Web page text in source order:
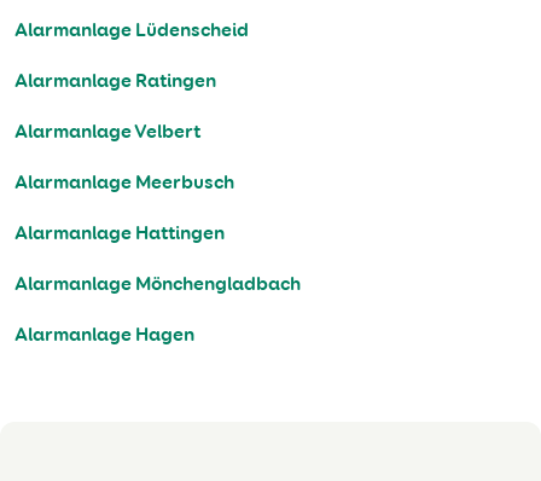
Alarmanlage Lüdenscheid
Alarmanlage Ratingen
Alarmanlage Velbert
Alarmanlage Meerbusch
Alarmanlage Hattingen
Alarmanlage Mönchengladbach
Alarmanlage Hagen